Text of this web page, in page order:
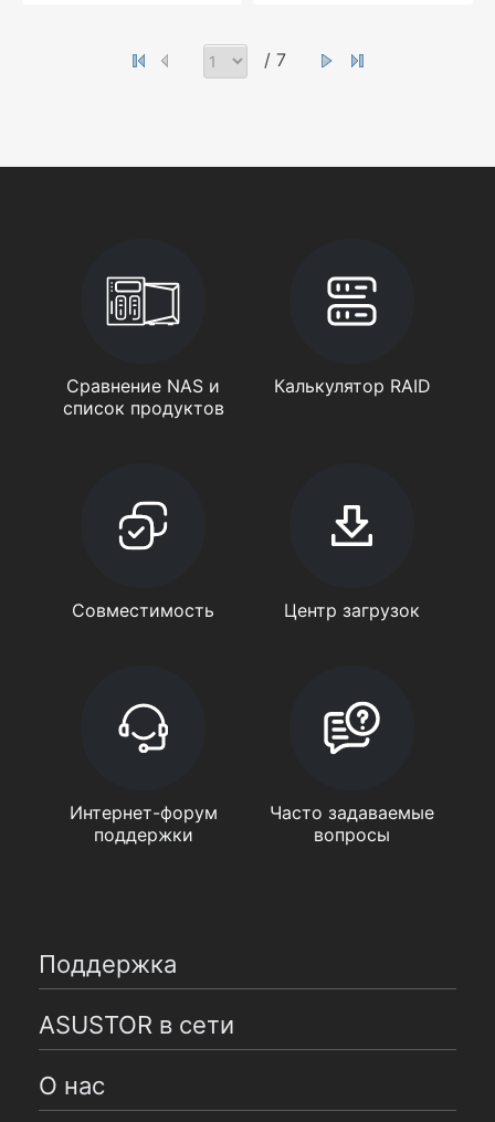
/ 7
Сравнение NAS и
список продуктов
Калькулятор RAID
Совместимость Центр загрузок
Интернет-форум
поддержки
Часто задаваемые
вопросы
Поддержка
ASUSTOR в сети
О нас